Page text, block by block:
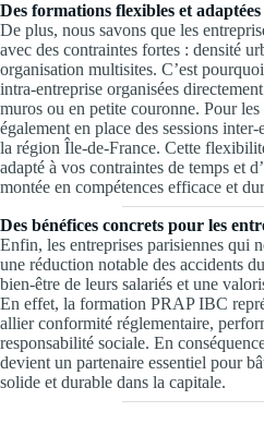
Des formations flexibles et
De plus, nous savons que les
avec des contraintes fortes : densité
organisation multisites. C’est
intra-entreprise organisées
muros ou en petite couronne. Pour
également en place des sessions
la région Île-de-France. Cette
adapté à vos contraintes de temps et
montée en compétences efficace et
Des bénéfices concrets pour les
Enfin, les entreprises parisiennes qui
une réduction notable des accidents
bien-être de leurs salariés et une
En effet, la formation PRAP IBC
allier conformité réglementaire,
responsabilité sociale. En
devient un partenaire essentiel pour
solide et durable dans la capitale.